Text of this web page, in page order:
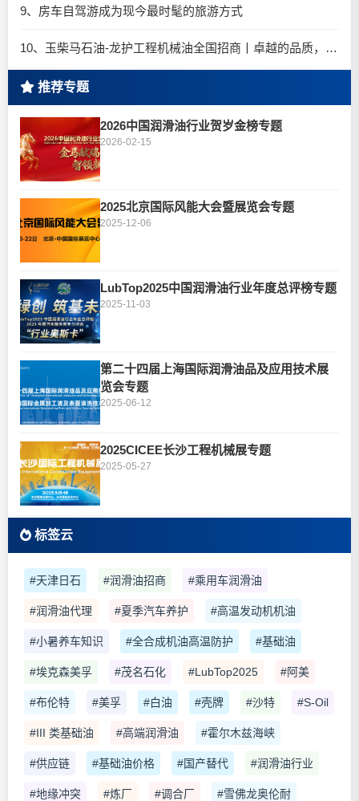
9、房车自驾游成为现今最时髦的旅游方式
10、玉柴马石油-龙护工程机械油全国招商丨卓越的品质，专业的品牌！
推荐专题
2026中国润滑油行业贺岁金榜专题
2026-02-15
2025北京国际风能大会暨展览会专题
2025-12-06
LubTop2025中国润滑油行业年度总评榜专题
2025-11-03
第二十四届上海国际润滑油品及应用技术展
览会专题
2025-06-12
2025CICEE长沙工程机械展专题
2025-05-27
标签云
#天津日石 #润滑油招商 #乘用车润滑油
#润滑油代理 #夏季汽车养护 #高温发动机机油
#小暑养车知识 #全合成机油高温防护 #基础油
#埃克森美孚 #茂名石化 #LubTop2025 #阿美
#布伦特 #美孚 #白油 #壳牌 #沙特 #S-Oil
#III 类基础油 #高端润滑油 #霍尔木兹海峡
#供应链 #基础油价格 #国产替代 #润滑油行业
#地缘冲突 #炼厂 #调合厂 #雪佛龙奥伦耐